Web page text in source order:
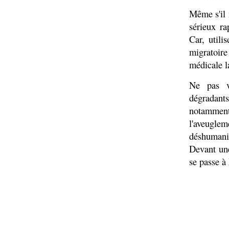
Même s'il
sérieux
Car,
médicale
Ne pas
Devant
se passe